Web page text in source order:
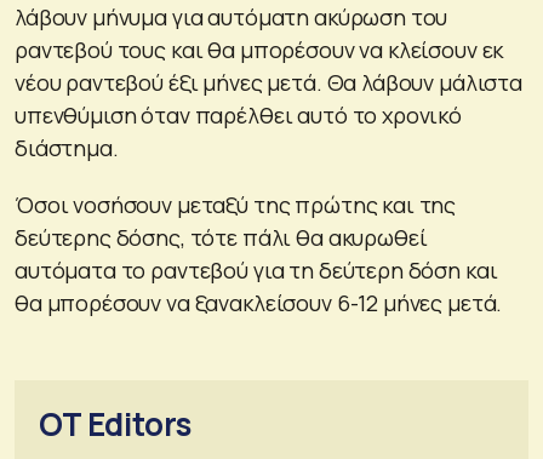
λάβουν μήνυμα για αυτόματη ακύρωση του
ραντεβού τους και θα μπορέσουν να κλείσουν εκ
νέου ραντεβού έξι μήνες μετά. Θα λάβουν μάλιστα
υπενθύμιση όταν παρέλθει αυτό το χρονικό
διάστημα.
Όσοι νοσήσουν μεταξύ της πρώτης και της
δεύτερης δόσης, τότε πάλι θα ακυρωθεί
αυτόματα το ραντεβού για τη δεύτερη δόση και
θα μπορέσουν να ξανακλείσουν 6-12 μήνες μετά.
OT Editors